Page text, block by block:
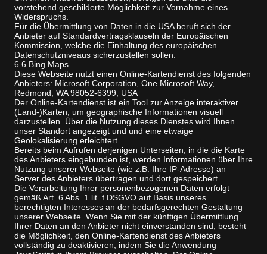
vorstehend geschilderte Möglichkeit zur Vornahme eines
Widerspruchs.
Für die Übermittlung von Daten in die USA beruft sich der
Anbieter auf Standardvertragsklauseln der Europäischen
Kommission, welche die Einhaltung des europäischen
Datenschutzniveaus sicherzustellen sollen.
6.6 Bing Maps
Diese Webseite nutzt einen Online-Kartendienst des folgenden
Anbieters: Microsoft Corporation, One Microsoft Way,
Redmond, WA 98052-6399, USA
Der Online-Kartendienst ist ein Tool zur Anzeige interaktiver
(Land-)Karten, um geographische Informationen visuell
darzustellen. Über die Nutzung dieses Dienstes wird Ihnen
unser Standort angezeigt und und eine etwaige
Geolokalisierung erleichtert.
Bereits beim Aufrufen derjenigen Unterseiten, in die die Karte
des Anbieters eingebunden ist, werden Informationen über Ihre
Nutzung unserer Webseite (wie z.B. Ihre IP-Adresse) an
Server des Anbieters übertragen und dort gespeichert.
Die Verarbeitung Ihrer personenbezogenen Daten erfolgt
gemäß Art. 6 Abs. 1 lit. f DSGVO auf Basis unseres
berechtigten Interesses an der bedarfsgerechten Gestaltung
unserer Webseite. Wenn Sie mit der künftigen Übermittlung
Ihrer Daten an den Anbieter nicht einverstanden sind, besteht
die Möglichkeit, den Online-Kartendienst des Anbieters
vollständig zu deaktivieren, indem Sie die Anwendung